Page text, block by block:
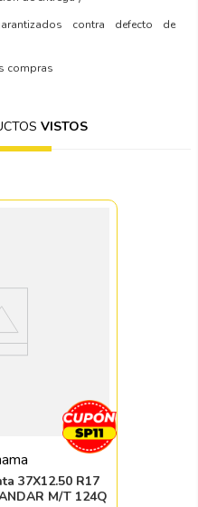
contra defecto de
compras
VISTOS
37X12.50 R17
M/T 124Q